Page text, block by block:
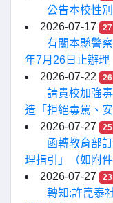
公告本校性
2026-07-17
27
有關本縣警
年7月26日止辦理
2026-07-22
26
請貴校加強
造「拒絕毒駕、
2026-07-27
25
函轉教育部
理指引」（如附
2026-07-27
23
轉知:許崑泰